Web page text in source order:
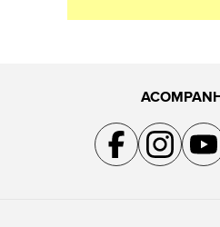
Acompanhe a gente
Acompanhe a